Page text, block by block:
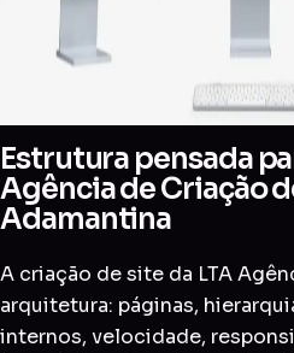
Estrutura pensada
Agência de Criação
Adamantina
A criação de site da LTA
arquitetura: páginas,
internos, velocidade,